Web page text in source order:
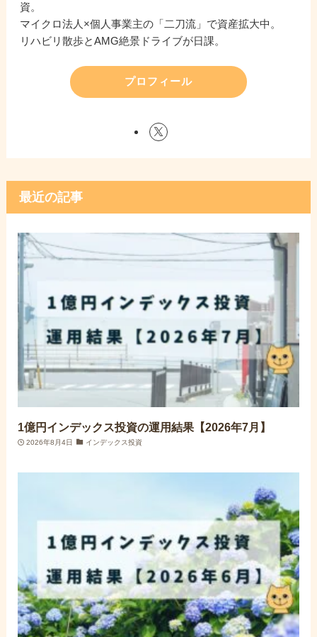
資。
マイクロ法人×個人事業主の「二刀流」で資産拡大中。
リハビリ散歩とAMG絶景ドライブが日課。
プロフィール
最近の記事
1億円インデックス投資の運用結果【2026年7月】
2026年8月4日 インデックス投資